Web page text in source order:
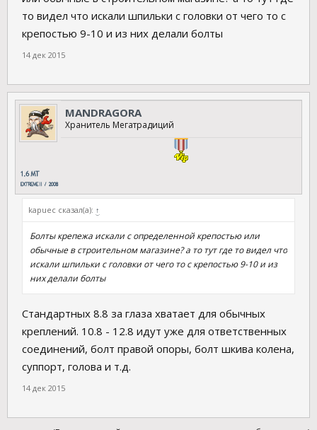
7) термопистолет клеевой, для скрепления шайб. (удобство
монтажа)
Все видно на фото, одно отверстие рассверлил с 8 до 10мм,
кронштейном и тягой положил 7 шайб (расстояние там
20мм- это примерно 7х3мм если в шайбах). Шайбы скрепил
между собой клеем, можно изолентой или скотчем, на
выбор.
Бюджет без реактивной тяги- 150р. Крепеж покупался в
строительном магазине
Всё держится жестко. Появилось чувство, что мотор все-таки
жизнь новым подушкам.
то видел что искали шпильки с головки от чего то с
крепостью 9-10 и из них делали болты
14 дек 2015
MANDRAGORA
Хранитель Мегатрадиций
kapuec сказал(а): ↑
Болты крепежа искали с определенной крепостью или
обычные в строительном магазине? а то тут где то видел что
искали шпильки с головки от чего то с крепостью 9-10 и из
них делали болты
Стандартных 8.8 за глаза хватает для обычных
креплений. 10.8 - 12.8 идут уже для ответственных
соединений, болт правой опоры, болт шкива колена,
суппорт, голова и т.д.
14 дек 2015